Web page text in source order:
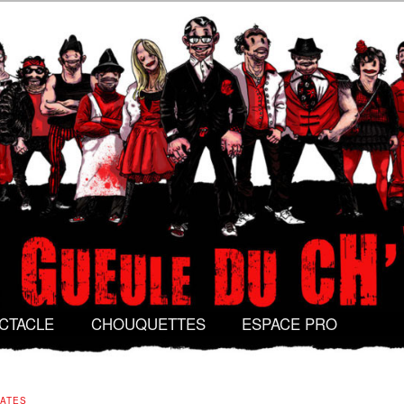
du Ch'val
CHOUQUETTES ESPACE PRO